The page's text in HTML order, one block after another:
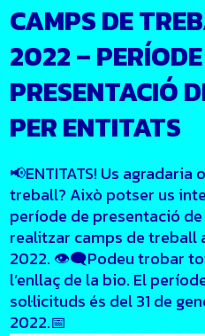
CAMPS DE
2022 –
PRESENTACIÓ
PER ENTITATS
📢ENTITATS! Us
treball? Això potser us
període de presentació
realitzar camps de treball
2022. 👁️‍🗨️Podeu trobar
l’enllaç de la bio. El
sol·licituds és del 31 de
2022.📅